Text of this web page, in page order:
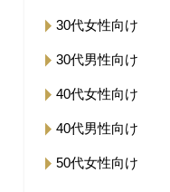
30代女性向け
30代男性向け
40代女性向け
40代男性向け
50代女性向け